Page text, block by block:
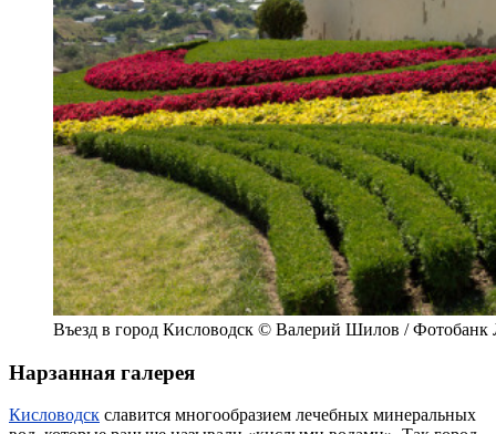
Въезд в город Кисловодск © Валерий Шилов / Фотобанк
Нарзанная галерея
Кисловодск славится многообразием лечебных минеральных